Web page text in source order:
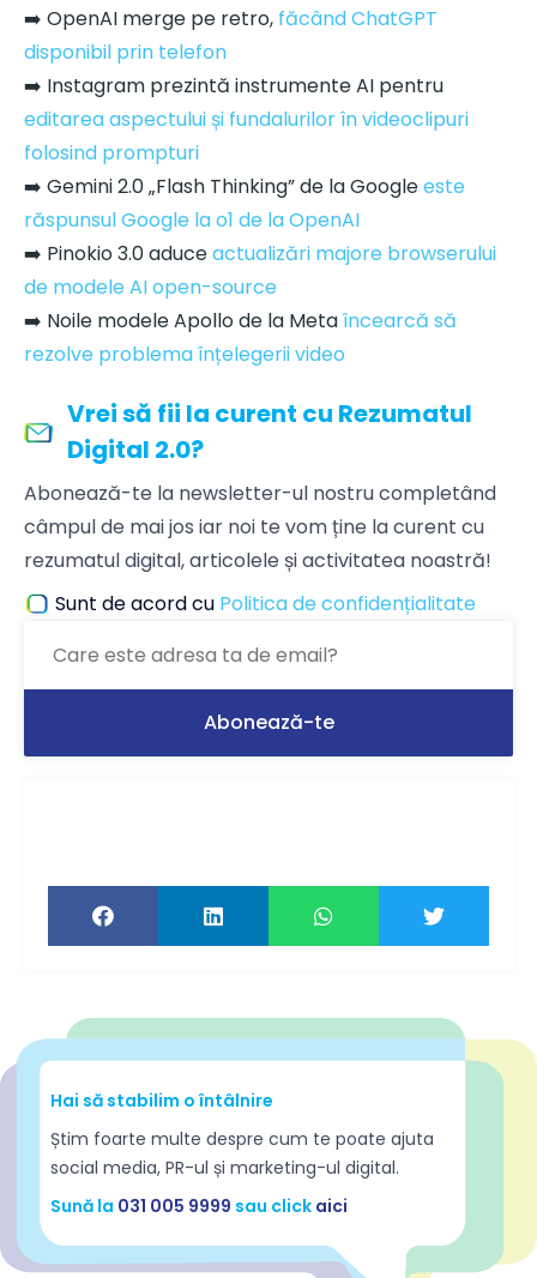
➡️ OpenAI merge pe retro, făcând ChatGPT
disponibil prin telefon
➡️ Instagram prezintă instrumente AI pentru
editarea aspectului și fundalurilor în videoclipuri
folosind prompturi
➡️ Gemini 2.0 „Flash Thinking” de la Googleeste
răspunsul Google la o1 de la OpenAI
➡️ Pinokio 3.0 aduceactualizări majore browserului
de modele AI open-source
➡️ Noile modele Apollo de la Metaîncearcă să
rezolve problema înțelegerii video
Vrei să fii la curent cu Rezumatul
Digital 2.0?
Abonează-te la newsletter-ul nostru completând
câmpul de mai jos iar noi te vom ține la curent cu
rezumatul digital, articolele și activitatea noastră!
Sunt de acord cu Politica de confidențialitate
Hai să stabilim o întâlnire
Știm foarte multe despre cum te poate ajuta
social media, PR-ul și marketing-ul digital.
Sună la 031 005 9999 sau click aici